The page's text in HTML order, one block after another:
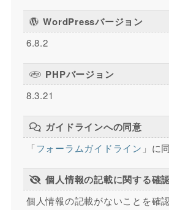
WordPressバージョン
6.8.2
PHPバージョン
8.3.21
ガイドラインへの同意
「フォーラムガイドライン 」に
個人情報の記載に関する確
個人情報の記載がないことを確